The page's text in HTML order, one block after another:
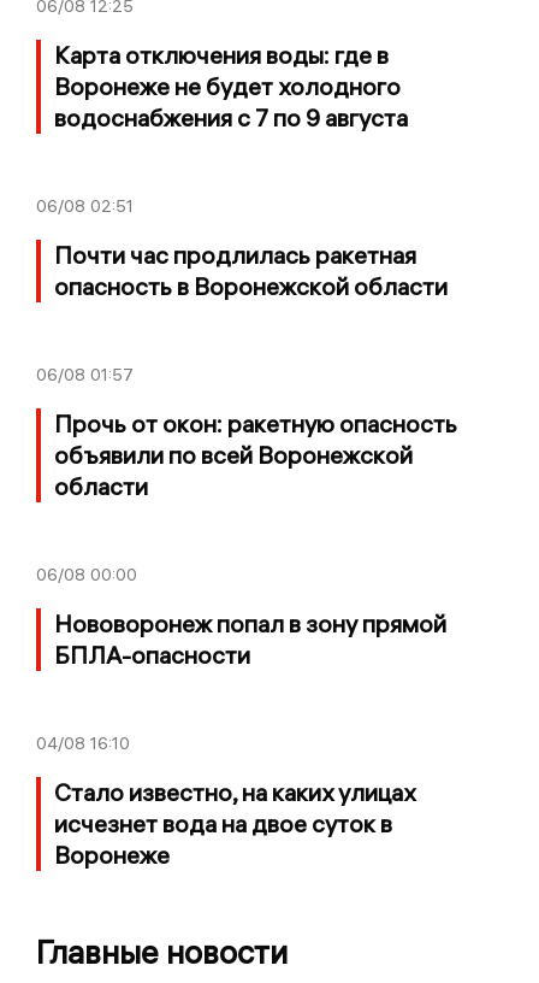
06/08 12:25
Карта отключения воды: где в
Воронеже не будет холодного
водоснабжения с 7 по 9 августа
06/08 02:51
Почти час продлилась ракетная
опасность в Воронежской области
06/08 01:57
Прочь от окон: ракетную опасность
объявили по всей Воронежской
области
06/08 00:00
Нововоронеж попал в зону прямой
БПЛА-опасности
04/08 16:10
Стало известно, на каких улицах
исчезнет вода на двое суток в
Воронеже
Главные новости